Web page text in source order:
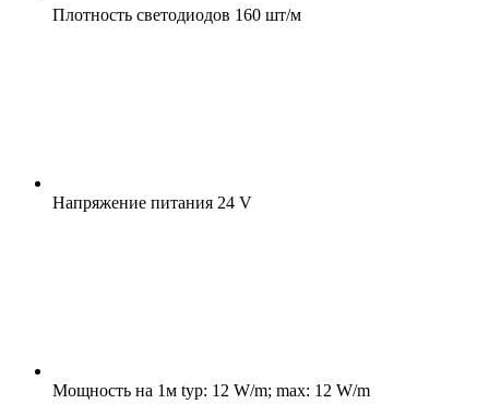
Плотность светодиодов 160 шт/м
Напряжение питания 24 V
Мощность на 1м typ: 12 W/m; max: 12 W/m